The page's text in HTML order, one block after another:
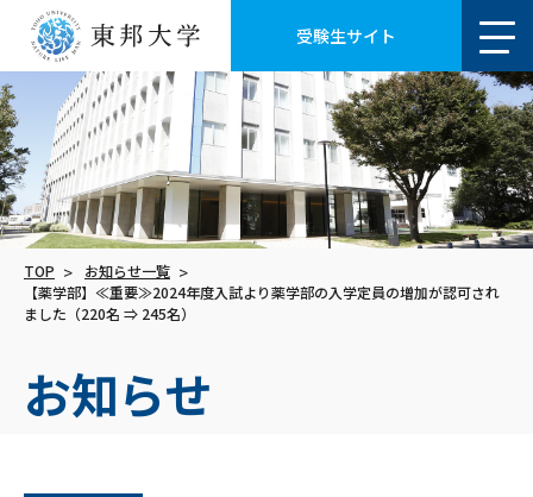
受験生サイト
TOP
お知らせ一覧
【薬学部】≪重要≫2024年度入試より薬学部の入学定員の増加が認可され
ました（220名 ⇒ 245名）
お知らせ